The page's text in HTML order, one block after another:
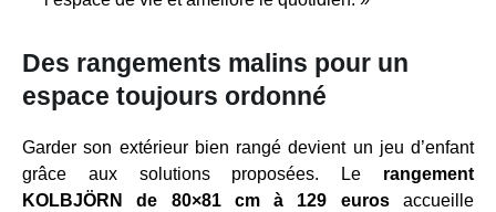
Des rangements malins pour un
espace toujours ordonné
Garder son extérieur bien rangé devient un jeu d’enfant
grâce aux solutions proposées. Le rangement
KOLBJÖRN de 80×81 cm à 129 eurosaccueille